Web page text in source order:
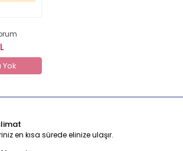
Yok
en kısa sürede elinize ulaşır.